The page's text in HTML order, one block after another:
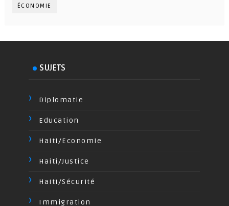
ÉCONOMIE
SUJETS
Diplomatie
Education
Haiti/Economie
Haiti/Justice
Haiti/Sécurité
Immigration